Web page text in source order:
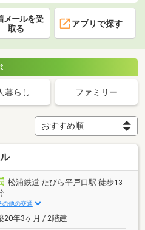
メールを受
取る
アプリで探す
暮らし ファミリー
松浦鉄道 たびら平戸口駅 徒歩13
の他の交通
20年3ヶ月 / 2階建